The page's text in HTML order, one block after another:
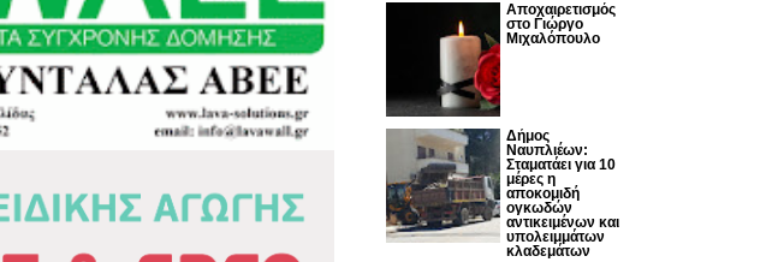
Αποχαιρετισμός
στο Γιώργο
Μιχαλόπουλο
Δήμος
Ναυπλιέων:
Σταματάει για 10
μέρες η
αποκομιδή
ογκωδών
αντικειμένων και
υπολειμμάτων
κλαδεμάτων